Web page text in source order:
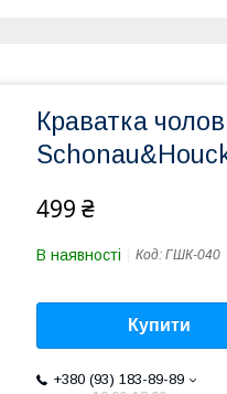
Краватка
499 ₴
В наявності Код: ГШК-040
Купити
+380 (93) 183-89-89